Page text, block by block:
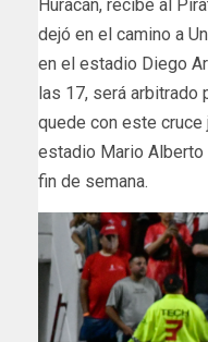
Huracán, recibe al
dejó en el camino a
en el estadio Diego
las 17, será arbitrado
quede con este cruce
estadio Mario
fin de semana.